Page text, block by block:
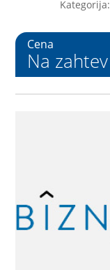
Kategorija:
Cena
Na zahtev